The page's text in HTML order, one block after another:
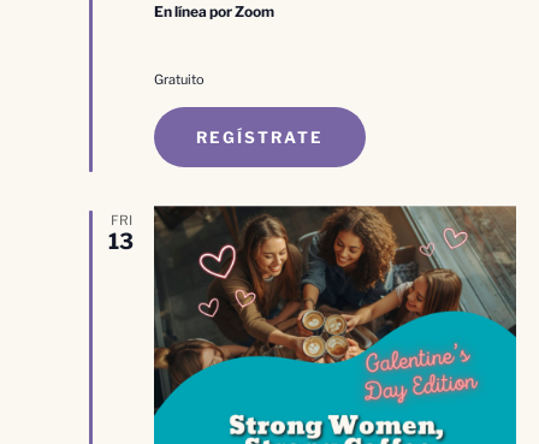
En línea por Zoom
Gratuito
REGÍSTRATE
FRI
13